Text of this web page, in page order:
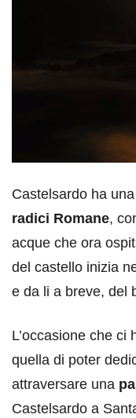
Castelsardo ha
radici Romane,
acque che ora
del castello inizia
e da li a breve, del
L’occasione che ci
quella di poter
attraversare una
Castelsardo a